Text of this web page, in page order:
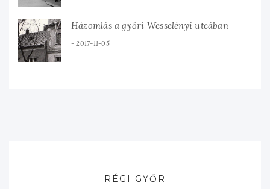
Házomlás a győri Wesselényi utcában
2017-11-05
RÉGI GYŐR